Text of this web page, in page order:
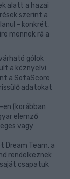
alatt a hazai
szerint a
- konkrét,
mennek rá a
gólok
a köznyelvi
a SofaScore
adatokat
en (korábban
elemző
vagy
Dream Team, a
rendelkeznek
csapatuk